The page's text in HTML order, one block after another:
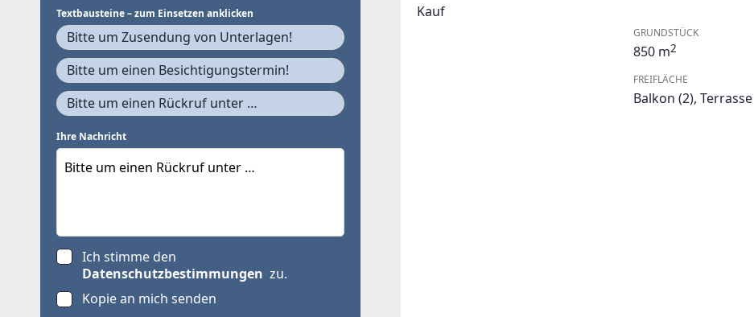
Kauf
GRUNDSTÜCK
850 m2
FREIFLÄCHE
Balkon (2), Terrasse
Textbausteine – zum Einsetzen anklicken
Bitte um Zusendung von Unterlagen!
Bitte um einen Besichtigungstermin!
Bitte um einen Rückruf unter …
Ihre Nachricht
Ich stimme den
Datenschutzbestimmungen zu.
Kopie an mich senden